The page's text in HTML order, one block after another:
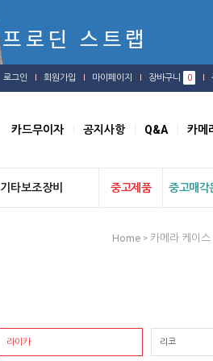
로그인 회원가입 마이페이지 장바구니 0
카드무이자 공지사항 Q&A 카메
기타보조장비 중고제품 중고매각
Home > 카메라 케이스
라이카 리코